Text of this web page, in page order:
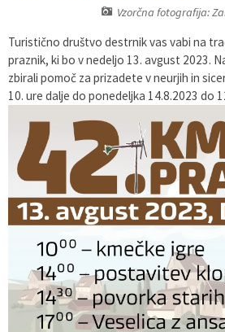
Vzorčna fotografija:
Turistično društvo destrnik vas vabi na
praznik, ki bo v nedeljo 13. avgust 2023.
zbirali pomoč za prizadete v neurjih in
10. ure dalje do ponedeljka 14.8.2023 do
Organigram
Varstvo osebnih podatkov
Katalog informacij javnega značaja
Strategije, programi
Uradni vestniki
Proračun občine
Lokalne volitve